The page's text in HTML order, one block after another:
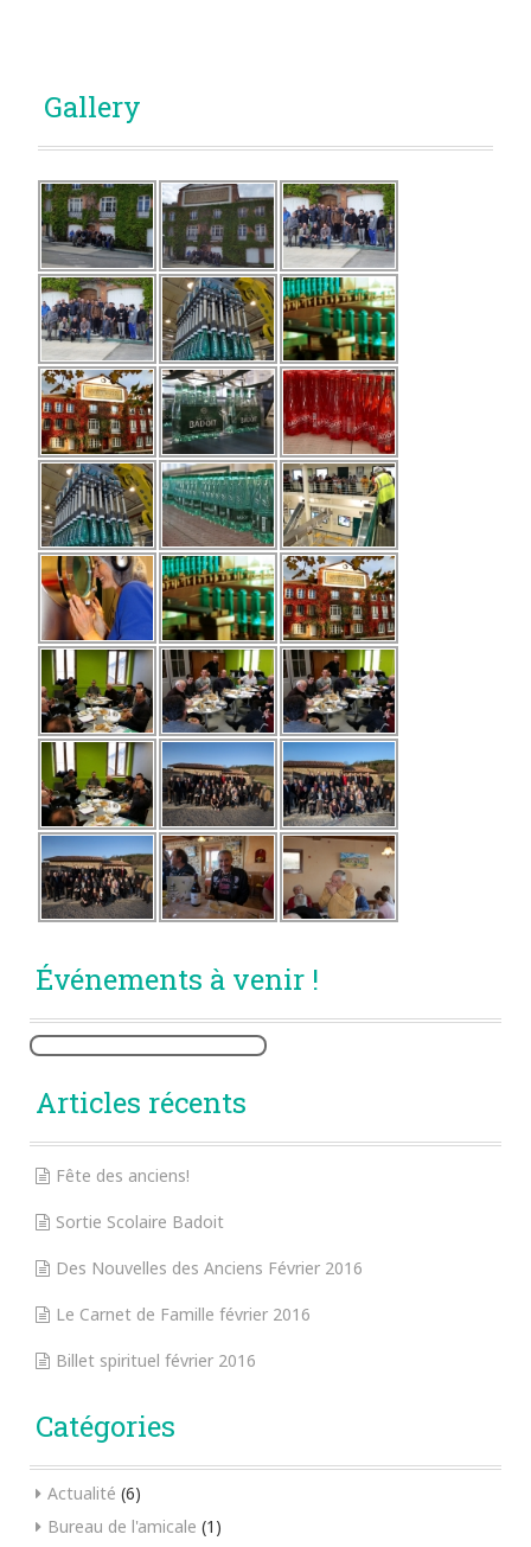
Gallery
Événements à venir !
Articles récents
Fête des anciens!
Sortie Scolaire Badoit
Des Nouvelles des Anciens Février 2016
Le Carnet de Famille février 2016
Billet spirituel février 2016
Catégories
Actualité (6)
Bureau de l'amicale (1)